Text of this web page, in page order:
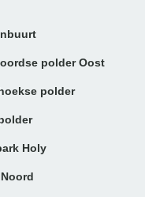
polder Oost
polder
Holy